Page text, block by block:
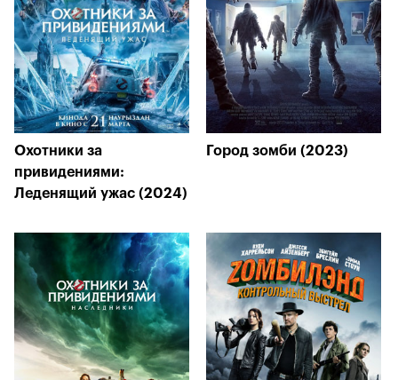
Охотники за
привидениями:
Леденящий ужас (2024)
Город зомби (2023)